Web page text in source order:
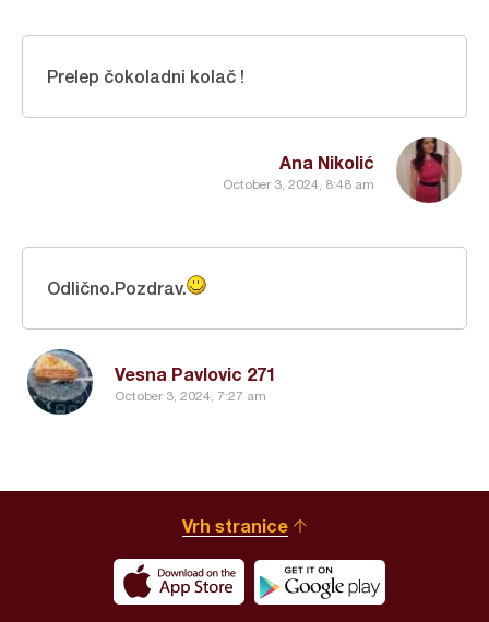
Ana Nikolić
October 3, 2024, 8:48 am
Prelep čokoladni kolač !
Vesna Pavlovic 271
October 3, 2024, 7:27 am
Odlično.Pozdrav.
Vrh stranice